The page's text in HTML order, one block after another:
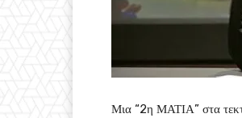
Μια “2η ΜΑΤΙΑ” στα